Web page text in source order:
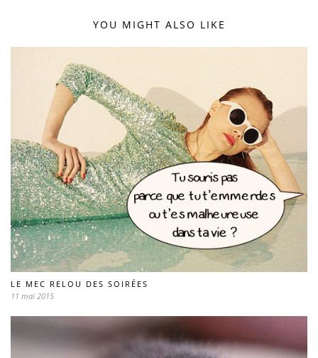
YOU MIGHT ALSO LIKE
LE MEC RELOU DES SOIRÉES
11 mai 2015